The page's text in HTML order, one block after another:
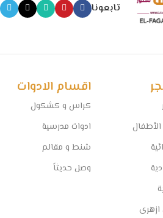
تابعونا
ازهرى
اقسام الادوات
كراس و كشكول
ادوات مدرسية
شنط و مقالم
وصل حديثاً